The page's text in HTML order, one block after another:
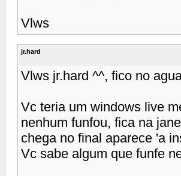
Vlws
jr.hard
Vlws jr.hard ^^, fico no
Vc teria um windows live
nenhum funfou, fica na
chega no final aparece 'a
Vc sabe algum que funfe